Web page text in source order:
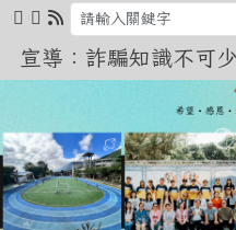
跳至主內容區
花蓮縣立秀林國
宣導：詐騙知識不可